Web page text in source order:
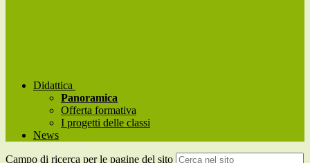
Didattica
Panoramica
Offerta formativa
I progetti delle classi
News
Campo di ricerca per le pagine del sito